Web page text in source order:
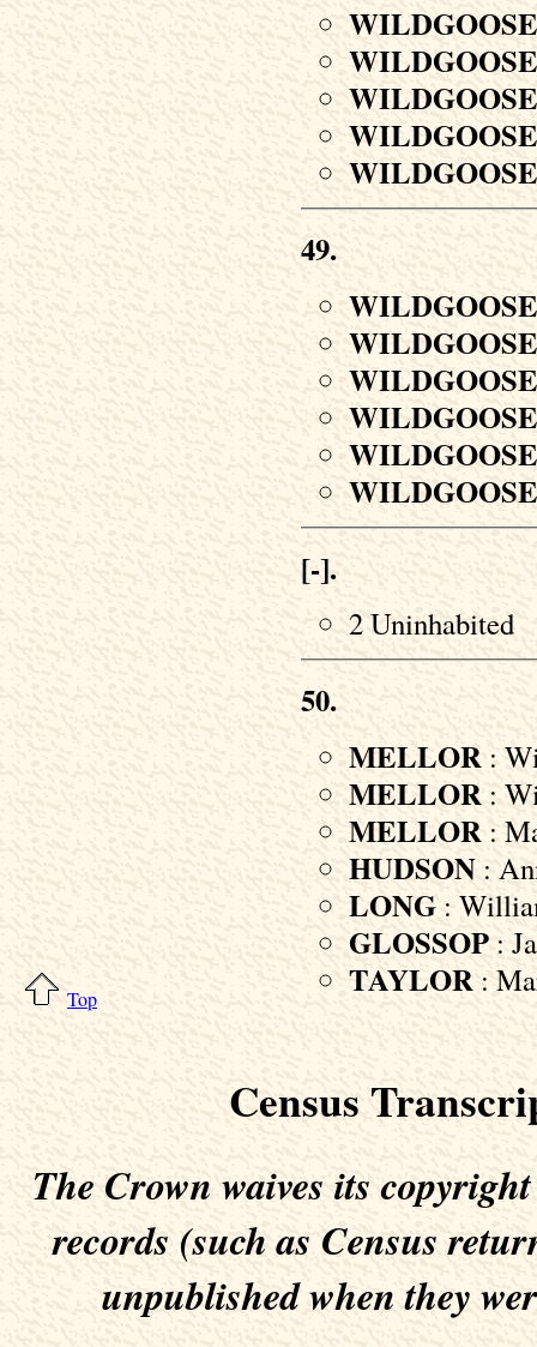
WILDGOOSE
WILDGOOSE
WILDGOOSE
WILDGOOSE
WILDGOOSE
49.
WILDGOOSE
WILDGOOSE
WILDGOOSE
WILDGOOSE
WILDGOOSE
WILDGOOSE
[-].
2 Uninhabited
50.
MELLOR :
MELLOR :
MELLOR :
HUDSON :
LONG :
GLOSSOP :
TAYLOR :
Top
Census
The Crown waives its
records (such as Census
unpublished when they